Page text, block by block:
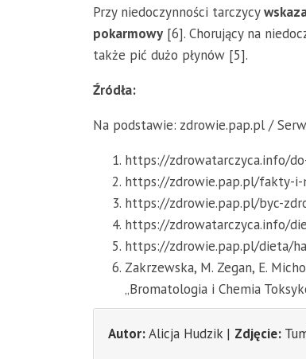
Przy niedoczynności tarczycy
pokarmowy [6]. Chorujący na
także pić dużo płynów [5].
Źródła:
Na podstawie: zdrowie.pap.pl /
https://zdrowatarczyca.info/
https://zdrowie.pap.pl/fakty-i-
https://zdrowie.pap.pl/byc-
https://zdrowatarczyca.info/
https://zdrowie.pap.pl/dieta/
Zakrzewska, M. Zegan, E.
„Bromatologia i Chemia
Autor:Alicja Hudzik | Zdjęcie: